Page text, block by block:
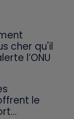
cher qu'il
l’ONU
le